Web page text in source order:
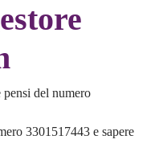
del numero
3301517443 e sapere